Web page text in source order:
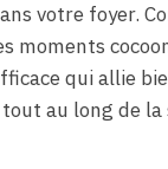
votre foyer.
moments
qui allie
au long de la